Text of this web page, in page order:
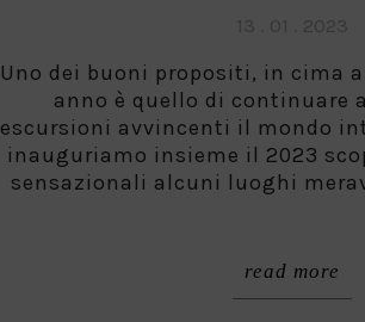
Uno dei buoni propositi, in cima
anno è quello di continuare
escursioni avvincenti il mondo
inauguriamo insieme il 2023
sensazionali alcuni luoghi
read more